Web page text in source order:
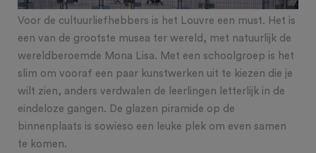
Voor de cultuurliefhebbers is het Louvre een must. Het is
een van de grootste musea ter wereld, met natuurlijk de
wereldberoemde Mona Lisa. Met een schoolgroep is het
slim om vooraf een paar kunstwerken uit te kiezen die je
wilt zien, anders verdwalen de leerlingen letterlijk in de
eindeloze gangen. De glazen piramide op de
binnenplaats is sowieso een leuke plek om even samen
te komen.